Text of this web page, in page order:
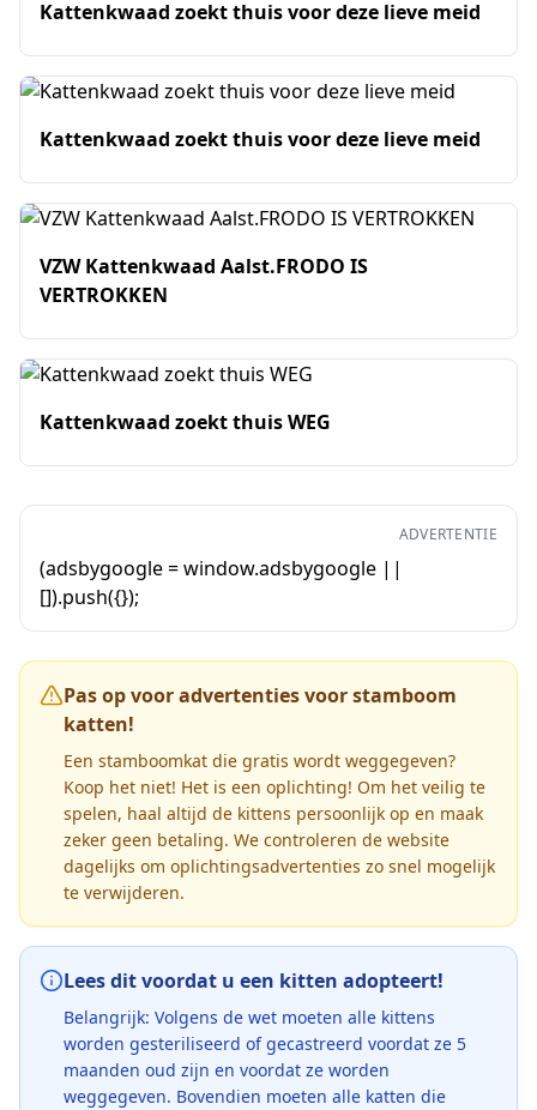
Kattenkwaad zoekt thuis voor deze lieve meid
Kattenkwaad zoekt thuis voor deze lieve meid
VZW Kattenkwaad Aalst.FRODO IS
VERTROKKEN
Kattenkwaad zoekt thuis WEG
ADVERTENTIE
(adsbygoogle = window.adsbygoogle ||
[]).push({});
Pas op voor advertenties voor stamboom
katten!
Een stamboomkat die gratis wordt weggegeven?
Koop het niet! Het is een oplichting! Om het veilig te
spelen, haal altijd de kittens persoonlijk op en maak
zeker geen betaling. We controleren de website
dagelijks om oplichtingsadvertenties zo snel mogelijk
te verwijderen.
Lees dit voordat u een kitten adopteert!
Belangrijk: Volgens de wet moeten alle kittens
worden gesteriliseerd of gecastreerd voordat ze 5
maanden oud zijn en voordat ze worden
weggegeven. Bovendien moeten alle katten die